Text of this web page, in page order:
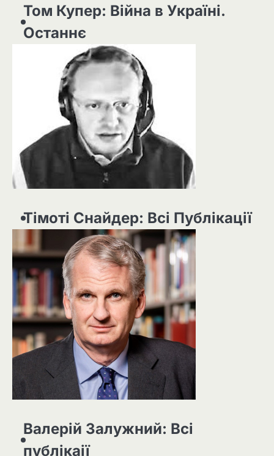
Том Купер: Війна в Україні.
Останнє
Тімоті Снайдер: Всі Публікації
Валерій Залужний: Всі
публікаії